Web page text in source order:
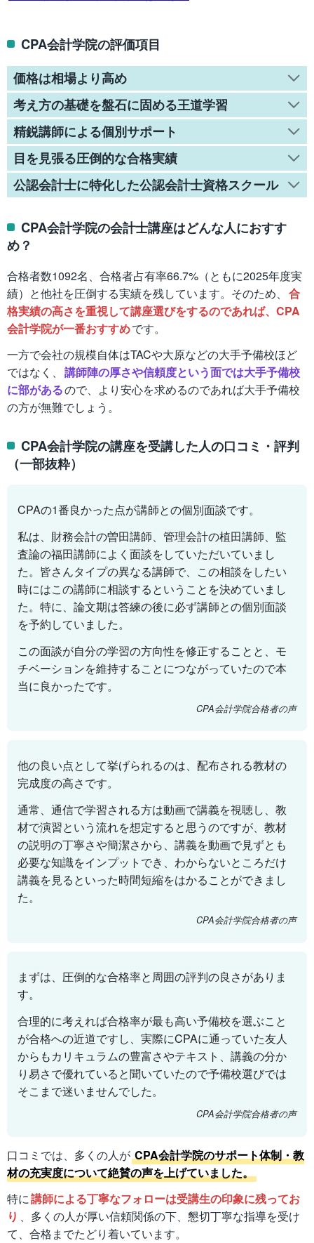
CPA会計学院の評価項目
価格は相場より高め
考え方の基礎を盤石に固める王道学習
精鋭講師による個別サポート
目を見張る圧倒的な合格実績
公認会計士に特化した公認会計士資格スクール
CPA会計学院の会計士講座はどんな人におすす
め？
合格者数1092名、合格者占有率66.7%（ともに2025年度実
績）と他社を圧倒する実績を残しています。そのため、 合
格実績の高さを重視して講座選びをするのであれば、CPA
会計学院が一番おすすめです。
一方で会社の規模自体はTACや大原などの大手予備校ほど
ではなく、 講師陣の厚さや信頼度という面では大手予備校
に部があるので、より安心を求めるのであれば大手予備校
の方が無難でしょう。
CPA会計学院の講座を受講した人の口コミ・評判
（一部抜粋）
CPAの1番良かった点が講師との個別面談です。
私は、財務会計の曽田講師、管理会計の植田講師、監
査論の福田講師によく面談をしていただいていまし
た。皆さんタイプの異なる講師で、この相談をしたい
時にはこの講師に相談するということを決めていまし
た。特に、論文期は答練の後に必ず講師との個別面談
を予約していました。
この面談が自分の学習の方向性を修正することと、モ
チベーションを維持することにつながっていたので本
当に良かったです。
CPA会計学院合格者の声
他の良い点として挙げられるのは、配布される教材の
完成度の高さです。
通常、通信で学習される方は動画で講義を視聴し、教
材で演習という流れを想定すると思うのですが、教材
の説明の丁寧さや簡潔さから、講義を動画で見ずとも
必要な知識をインプットでき、わからないところだけ
講義を見るといった時間短縮をはかることができまし
た。
CPA会計学院合格者の声
まずは、圧倒的な合格率と周囲の評判の良さがありま
す。
合理的に考えれば合格率が最も高い予備校を選ぶこと
が合格への近道ですし、実際にCPAに通っていた友人
からもカリキュラムの豊富さやテキスト、講義の分か
り易さで優れていると聞いていたので予備校選びでは
そこまで迷いませんでした。
CPA会計学院合格者の声
口コミでは、多くの人が CPA会計学院のサポート体制・教
材の充実度について絶賛の声を上げていました。
特に講師による丁寧なフォローは受講生の印象に残ってお
り 、多くの人が厚い信頼関係の下、懇切丁寧な指導を受け
て、合格までたどり着いています。